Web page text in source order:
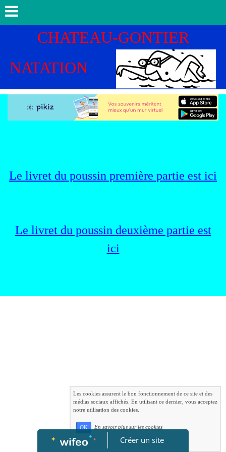
CHATEAU-GONTIER
NATATION
Le livret du poussin première partie est ici
Le livret du poussin deuxième partie est
ici
Créer un site
Les cookies assurent le bon fonctionnement de ce site et des
médias sociaux affichés. En utilisant ce dernier, vous acceptez
notre utilisation des cookies.
OK En savoir plus sur les cookies